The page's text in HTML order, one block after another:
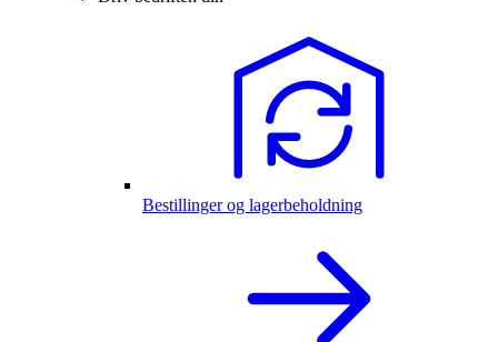
Bestillinger og lagerbeholdning